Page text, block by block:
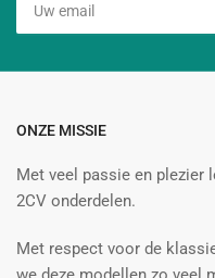
email
ONZE MISSIE
Met veel passie en plezier
2CV onderdelen.
Met respect voor de